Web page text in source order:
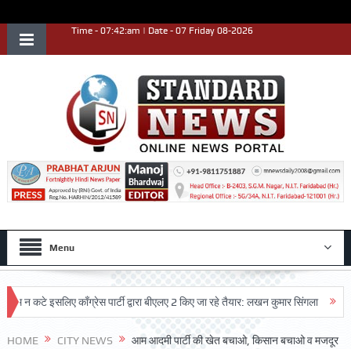
Time - 07:42:am | Date - 07 Friday 08-2026
Menu
इसलिए काँग्रेस पार्टी द्वारा बीएलए 2 किए जा रहे तैयार: लखन कुमार सिंगला सिद्धपीठ
HOME CITY NEWS
आम आदमी पार्टी की खेत बचाओ, किसान बचाओ व मजदूर